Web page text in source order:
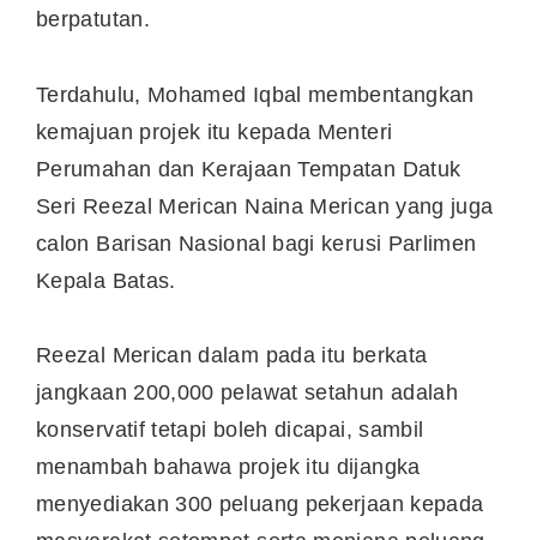
berpatutan.
Terdahulu, Mohamed Iqbal membentangkan
kemajuan projek itu kepada Menteri
Perumahan dan Kerajaan Tempatan Datuk
Seri Reezal Merican Naina Merican yang juga
calon Barisan Nasional bagi kerusi Parlimen
Kepala Batas.
Reezal Merican dalam pada itu berkata
jangkaan 200,000 pelawat setahun adalah
konservatif tetapi boleh dicapai, sambil
menambah bahawa projek itu dijangka
menyediakan 300 peluang pekerjaan kepada